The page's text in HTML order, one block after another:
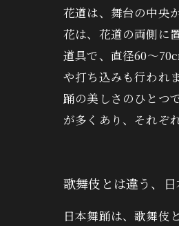
花道は、舞台の中央
花は、花道の両側に
道具で、直径60〜
や打ち込みも行われ
踊の美しさのひとつ
が多くあり、それぞ
歌舞伎とは違う、
日本舞踊は、歌舞伎